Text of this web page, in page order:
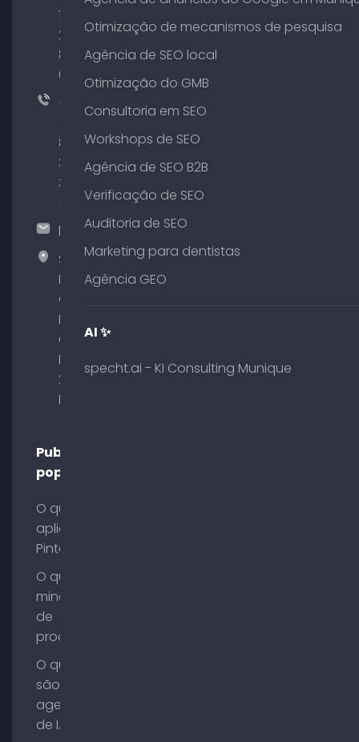
176
204
801
64
+49
89
380
375
hallo@timospecht.de
Specht
Marketing
GmbH –
Palais am
Obelisk
Briennerstr.
29 80333
Munique
Publicações
populares
O que é o
aplicativo
Pinterest?
O que é
mineração
de
processos?
O que
são
agentes
de IA?
Otimização de mecanismos de pesquisa
Agência de SEO local
Otimização do GMB
Consultoria em SEO
Workshops de SEO
Agência de SEO B2B
Verificação de SEO
Auditoria de SEO
Marketing para dentistas
Agência GEO
AI ✨
specht.ai - KI Consulting Munique